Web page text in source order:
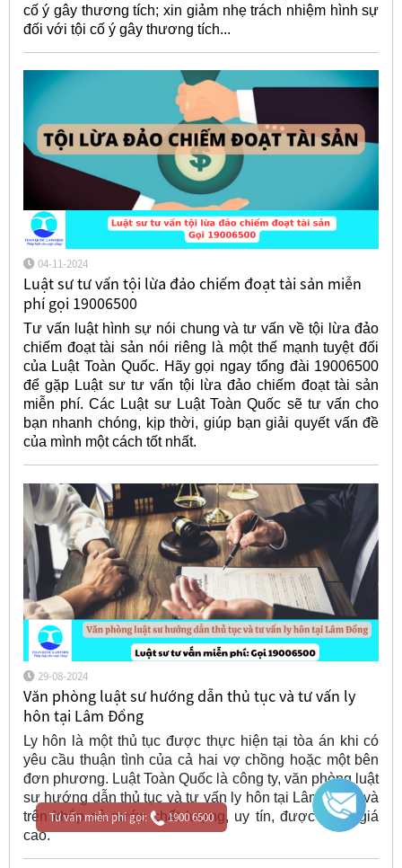
cố ý gây thương tích; xin giảm nhẹ trách nhiệm hình sự
đối với tội cố ý gây thương tích...
04-11-2024
Luật sư tư vấn tội lừa đảo chiếm đoạt tài sản miễn
phí gọi 19006500
Tư vấn luật hình sự nói chung và tư vấn về tội lừa đảo
chiếm đoạt tài sản nói riêng là một thế mạnh tuyệt đối
của Luật Toàn Quốc. Hãy gọi ngay tổng đài 19006500
để gặp Luật sư tư vấn tội lừa đảo chiếm đoạt tài sản
miễn phí. Các Luật sư Luật Toàn Quốc sẽ tư vấn cho
bạn nhanh chóng, kịp thời, giúp bạn giải quyết vấn đề
của mình một cách tốt nhất.
29-08-2024
Văn phòng luật sư hướng dẫn thủ tục và tư vấn ly
hôn tại Lâm Đồng
Ly hôn là một thủ tục được thực hiện tại tòa án khi có
yêu cầu thuận tình của cả hai vợ chồng hoặc một bên
đơn phương. Luật Toàn Quốc là công ty, văn phòng luật
sư hướng dẫn thủ tục và tư vấn ly hôn tại Lâm Đồng và
trên khắp cả nước chất lượng, uy tín, được đánh giá
cao.
Tư vấn miễn phí gọi: 1900 6500